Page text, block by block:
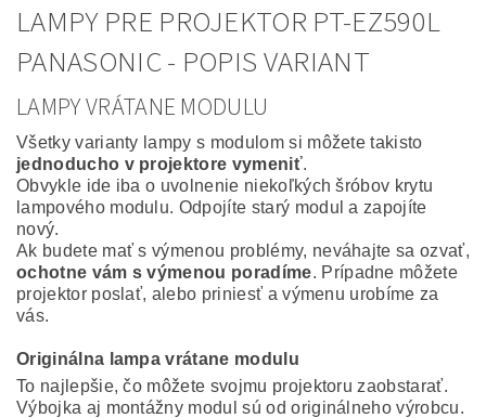
LAMPY PRE PROJEKTOR PT-EZ590L
PANASONIC - POPIS VARIANT
LAMPY VRÁTANE MODULU
Všetky varianty lampy s modulom si môžete takisto
jednoducho v projektore vymeniť.
Obvykle ide iba o uvolnenie niekoľkých šróbov krytu
lampového modulu. Odpojíte starý modul a zapojíte
nový.
Ak budete mať s výmenou problémy, neváhajte sa ozvať,
ochotne vám s výmenou poradíme. Prípadne môžete
projektor poslať, alebo priniesť a výmenu urobíme za
vás.
Originálna lampa vrátane modulu
To najlepšie, čo môžete svojmu projektoru zaobstarať.
Výbojka aj montážny modul sú od originálneho výrobcu.